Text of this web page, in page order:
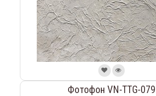
Фотофон VN-TTG-079